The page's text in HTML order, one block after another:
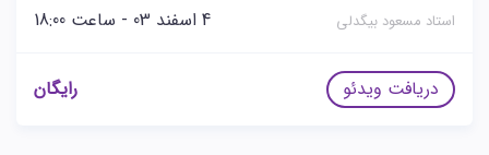
استاد مسعود بیگدلی 4 اسفند 03 - ساعت 18:00
دریافت ویدئو رایگان